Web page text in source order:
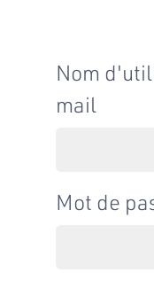
Nom
mail
Mot de